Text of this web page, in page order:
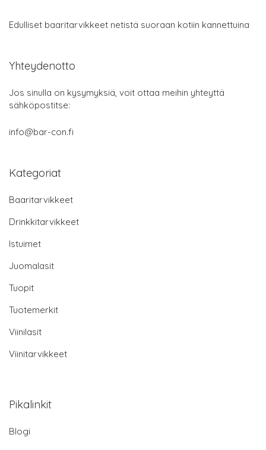
Edulliset baaritarvikkeet netistä suoraan kotiin kannettuina
Yhteydenotto
Jos sinulla on kysymyksiä, voit ottaa meihin yhteyttä
sähköpostitse:
info@bar-con.fi
Kategoriat
Baaritarvikkeet
Drinkkitarvikkeet
Istuimet
Juomalasit
Tuopit
Tuotemerkit
Viinilasit
Viinitarvikkeet
Pikalinkit
Blogi